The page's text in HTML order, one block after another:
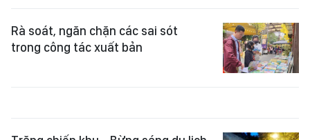
Rà soát, ngăn chặn các sai sót
trong công tác xuất bản